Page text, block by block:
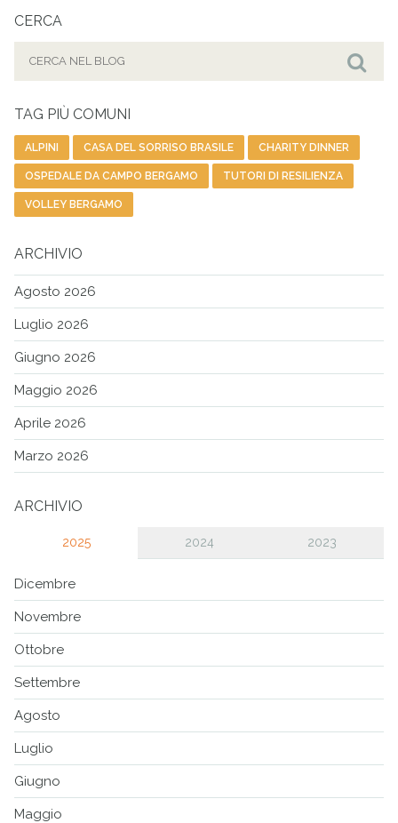
CERCA
TAG PIÙ COMUNI
ALPINI CASA DEL SORRISO BRASILE CHARITY DINNER
OSPEDALE DA CAMPO BERGAMO TUTORI DI RESILIENZA
VOLLEY BERGAMO
ARCHIVIO
Agosto 2026
Luglio 2026
Giugno 2026
Maggio 2026
Aprile 2026
Marzo 2026
ARCHIVIO
2025 2024 2023
Dicembre
Novembre
Ottobre
Settembre
Agosto
Luglio
Giugno
Maggio